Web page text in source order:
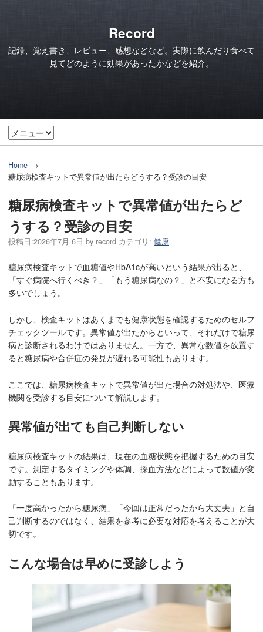
Record
記録、覚え書き、レビュー、感想などなど。実際に飲んだり食べて
見てどのように効果があったかなどを紹介。
Home
糖尿病検査キットで異常値が出たらどうする？受診の目安
糖尿病検査キットで異常値が出たらど
うする？受診の目安
投稿日:2026年7月 6日 by record カテゴリ: 健康
糖尿病検査キットで血糖値やHbA1cが高いという結果が出ると、
「すぐ病院へ行くべき？」「もう糖尿病なの？」と不安になる方も
多いでしょう。
しかし、検査キットはあくまでも健康状態を確認するためのセルフ
チェックツールです。異常値が出たからといって、それだけで糖尿
病と診断されるわけではありません。一方で、異常な数値を放置す
ると糖尿病や合併症の発見が遅れる可能性もあります。
ここでは、糖尿病検査キットで異常値が出た場合の対処法や、医療
機関を受診する目安について解説します。
異常値が出ても自己判断しない
糖尿病検査キットの結果は、現在の血糖状態を把握するための目安
です。測定するタイミングや体調、採血方法などによって数値が変
動することもあります。
「一度高かったから糖尿病」「今回は正常だったから大丈夫」と自
己判断するのではなく、結果を参考に必要な対応を考えることが大
切です。
こんな場合は早めに受診しよう